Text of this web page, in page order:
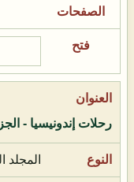
رحلات إندونيسيا - الجزء الأول
المجلد